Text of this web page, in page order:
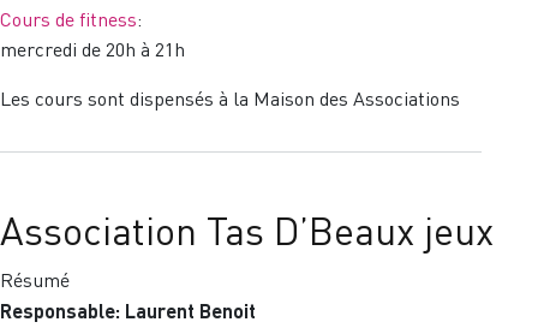
Cours de fitness:
mercredi de 20h à 21h
Les cours sont dispensés à la Maison des Associations
Association Tas D’Beaux jeux
Résumé
Responsable: Laurent Benoit